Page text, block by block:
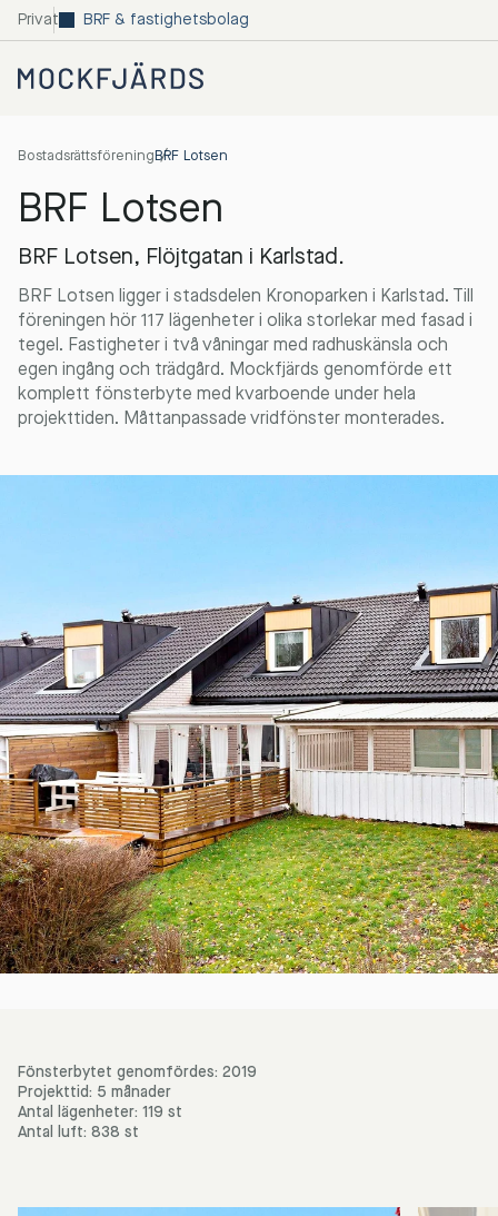
Privat BRF & fastighetsbolag
BostadsrättsföreningBRF Lotsen
BRF Lotsen
BRF Lotsen, Flöjtgatan i Karlstad.
BRF Lotsen ligger i stadsdelen Kronoparken i Karlstad. Till
föreningen hör 117 lägenheter i olika storlekar med fasad i
tegel. Fastigheter i två våningar med radhuskänsla och
egen ingång och trädgård. Mockfjärds genomförde ett
komplett fönsterbyte med kvarboende under hela
projekttiden. Måttanpassade vridfönster monterades.
Fönsterbytet genomfördes: 2019
Projekttid: 5 månader
Antal lägenheter: 119 st
Antal luft: 838 st